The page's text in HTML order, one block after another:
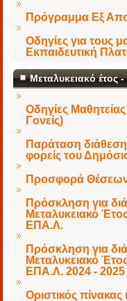
Πρόγραμμα Εξ
Οδηγίες για τους
Εκπαιδευτική
Μεταλυκειακό έτος
Οδηγίες
Γονείς)
Παράταση
φορείς του
Προσφορά Θέσεων
Πρόσκληση για
Μεταλυκειακό
ΕΠΑ.Λ.
Πρόσκληση για
Μεταλυκειακό
ΕΠΑ.Λ. 2024 - 2025
Οριστικός